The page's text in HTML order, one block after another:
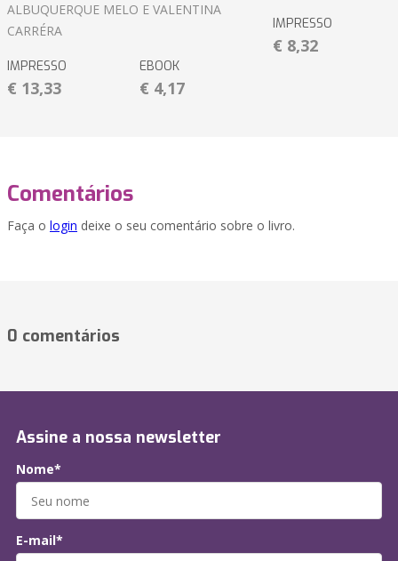
ALBUQUERQUE MELO E VALENTINA
CARRÉRA
IMPRESSO
€ 13,33
EBOOK
€ 4,17
IMPRESSO
€ 8,32
Comentários
Faça o login deixe o seu comentário sobre o livro.
0 comentários
Assine a nossa newsletter
Nome*
E-mail*